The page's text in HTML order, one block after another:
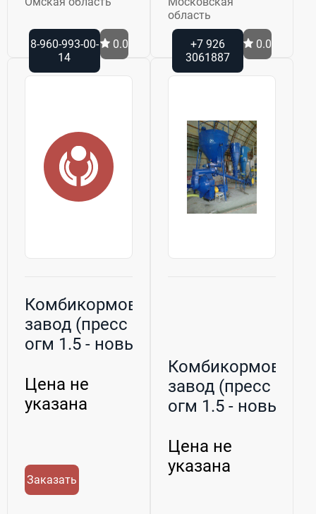
8-960-993-00-
14
0.0
область
+7 926
3061887
0.0
Комбикормовый
завод (пресс
огм 1.5 - новый)
Цена не
указана
Заказать
Комбикормовый
завод (пресс
огм 1.5 - новый)
Цена не
указана